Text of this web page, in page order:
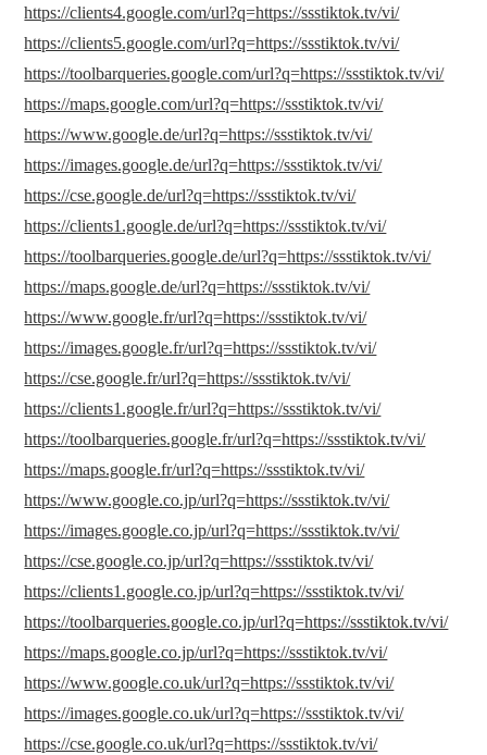
https://clients4.google.com/url?q=https://ssstiktok.tv/vi/
https://clients5.google.com/url?q=https://ssstiktok.tv/vi/
https://toolbarqueries.google.com/url?q=https://ssstiktok.tv/vi/
https://maps.google.com/url?q=https://ssstiktok.tv/vi/
https://www.google.de/url?q=https://ssstiktok.tv/vi/
https://images.google.de/url?q=https://ssstiktok.tv/vi/
https://cse.google.de/url?q=https://ssstiktok.tv/vi/
https://clients1.google.de/url?q=https://ssstiktok.tv/vi/
https://toolbarqueries.google.de/url?q=https://ssstiktok.tv/vi/
https://maps.google.de/url?q=https://ssstiktok.tv/vi/
https://www.google.fr/url?q=https://ssstiktok.tv/vi/
https://images.google.fr/url?q=https://ssstiktok.tv/vi/
https://cse.google.fr/url?q=https://ssstiktok.tv/vi/
https://clients1.google.fr/url?q=https://ssstiktok.tv/vi/
https://toolbarqueries.google.fr/url?q=https://ssstiktok.tv/vi/
https://maps.google.fr/url?q=https://ssstiktok.tv/vi/
https://www.google.co.jp/url?q=https://ssstiktok.tv/vi/
https://images.google.co.jp/url?q=https://ssstiktok.tv/vi/
https://cse.google.co.jp/url?q=https://ssstiktok.tv/vi/
https://clients1.google.co.jp/url?q=https://ssstiktok.tv/vi/
https://toolbarqueries.google.co.jp/url?q=https://ssstiktok.tv/vi/
https://maps.google.co.jp/url?q=https://ssstiktok.tv/vi/
https://www.google.co.uk/url?q=https://ssstiktok.tv/vi/
https://images.google.co.uk/url?q=https://ssstiktok.tv/vi/
https://cse.google.co.uk/url?q=https://ssstiktok.tv/vi/